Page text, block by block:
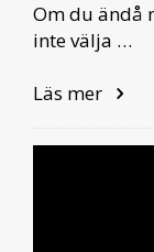
Om du ändå
inte välja …
Läs mer